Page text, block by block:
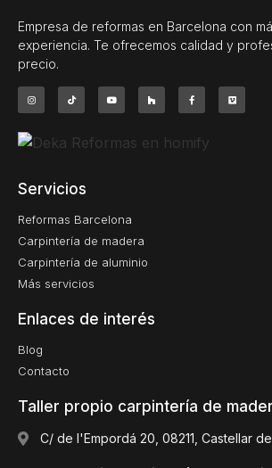
Empresa de reformas en Barcelona con
experiencia. Te ofrecemos calidad y
precio.
Servicios
Reformas Barcelona
Carpintería de madera
Carpintería de aluminio
Más servicios
Enlaces de interés
Blog
Contacto
Taller propio carpintería de
C/ de l'Empordá 20, 08211, Castellar